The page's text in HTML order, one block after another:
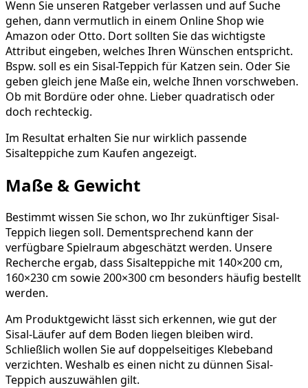
Wenn Sie unseren Ratgeber verlassen und auf Suche
gehen, dann vermutlich in einem Online Shop wie
Amazon oder Otto. Dort sollten Sie das wichtigste
Attribut eingeben, welches Ihren Wünschen entspricht.
Bspw. soll es ein Sisal-Teppich für Katzen sein. Oder Sie
geben gleich jene Maße ein, welche Ihnen vorschweben.
Ob mit Bordüre oder ohne. Lieber quadratisch oder
doch rechteckig.
Im Resultat erhalten Sie nur wirklich passende
Sisalteppiche zum Kaufen angezeigt.
Maße & Gewicht
Bestimmt wissen Sie schon, wo Ihr zukünftiger Sisal-
Teppich liegen soll. Dementsprechend kann der
verfügbare Spielraum abgeschätzt werden. Unsere
Recherche ergab, dass Sisalteppiche mit 140×200 cm,
160×230 cm sowie 200×300 cm besonders häufig bestellt
werden.
Am Produktgewicht lässt sich erkennen, wie gut der
Sisal-Läufer auf dem Boden liegen bleiben wird.
Schließlich wollen Sie auf doppelseitiges Klebeband
verzichten. Weshalb es einen nicht zu dünnen Sisal-
Teppich auszuwählen gilt.